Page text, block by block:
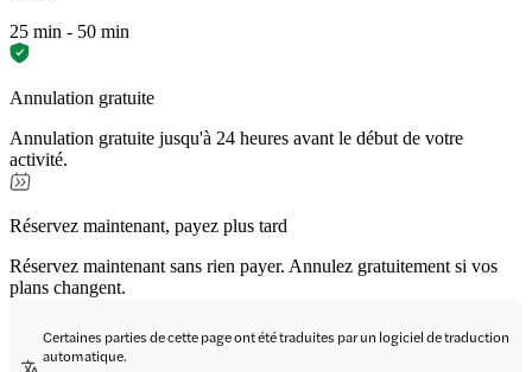
25 min - 50 min
Annulation gratuite
Annulation gratuite jusqu'à 24 heures avant le début de votre
activité.
Réservez maintenant, payez plus tard
Réservez maintenant sans rien payer. Annulez gratuitement si vos
plans changent.
Certaines parties de cette page ont été traduites par un logiciel de traduction
automatique.